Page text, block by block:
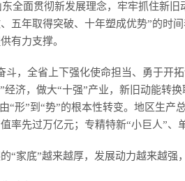
全面贯彻新发展理念，牢牢抓住新
五年取得突破、十年塑成优势”的时
有力支撑。
斗，全省上下强化使命担当、勇于开
经济，做大“十强”产业，新旧动能转
“形”到“势”的根本性转变。地区生
率先过万亿元；专精特新“小巨人”
“家底”越来越厚，发展动力越来越强